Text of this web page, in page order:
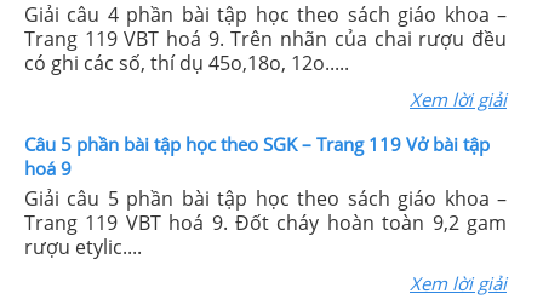
Giải câu 4 phần bài tập học theo sách giáo khoa –
Trang 119 VBT hoá 9. Trên nhãn của chai rượu đều
có ghi các số, thí dụ 45o,18o, 12o.....
Xem lời giải
Câu 5 phần bài tập học theo SGK – Trang 119 Vở bài tập
hoá 9
Giải câu 5 phần bài tập học theo sách giáo khoa –
Trang 119 VBT hoá 9. Đốt cháy hoàn toàn 9,2 gam
rượu etylic....
Xem lời giải